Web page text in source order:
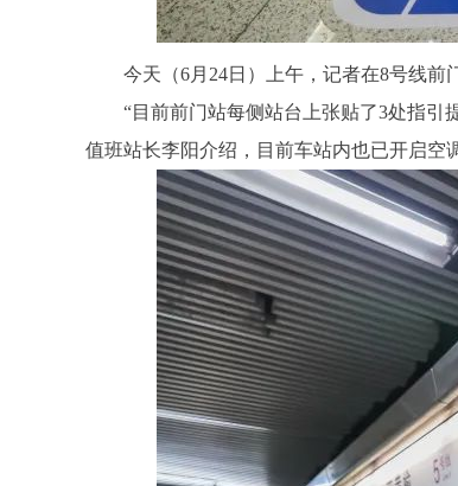
今天（6月24日）上午，记者在8号线前门
“目前前门站每侧站台上张贴了3处指引提
值班站长李阳介绍，目前车站内也已开启空